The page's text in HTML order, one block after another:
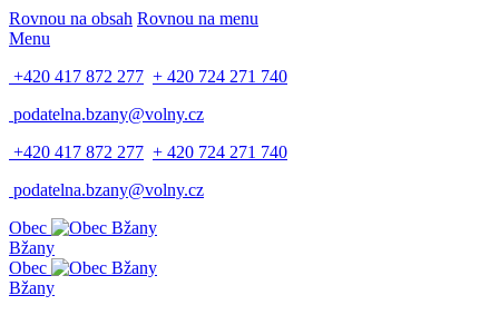
Rovnou na obsah Rovnou na menu
Menu
+420 417 872 277 + 420 724 271 740
podatelna.bzany@volny.cz
+420 417 872 277 + 420 724 271 740
podatelna.bzany@volny.cz
Obec
Bžany
Obec
Bžany